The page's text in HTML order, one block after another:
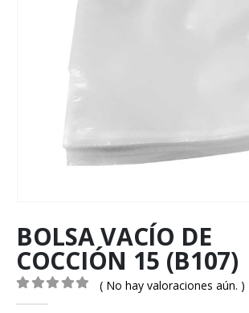
BOLSA VACÍO DE
COCCIÓN 15 (B107)
( No hay valoraciones aún. )